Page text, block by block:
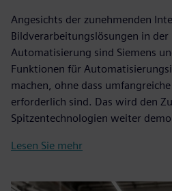
Angesichts der zunehmenden
Bildverarbeitungslösungen in
Automatisierung sind Siemens
Funktionen für
machen, ohne dass
erforderlich sind. Das wird den
Spitzentechnologien weiter
Lesen Sie mehr